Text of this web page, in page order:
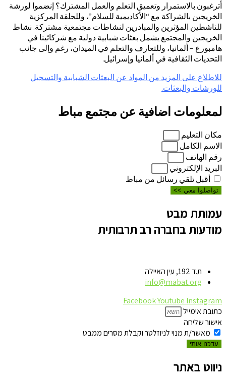
أترغبون بالاستمرار وتعميق التعلم والعمل المشترك؟ إنضموا لورشة
الخريجين بالشراكة مع “الأكاديمية للسلام”، وللحلقة المركزية
للناشطين المؤثرين والمبادرين لنشاطات مجتمعية مشتركة. نشاط
الخريجين والمجتمع يشمل بعثات شبابية دولية مع شركائينا في
هامبورغ – ألمانيا، وللتعارف والتعلم في الميدان، رغم وإلى جانب
التحديات الثقافية في ألمانيا وإسرائيل.
للاطلاع على المزيد من المواد عن البعثات الشبابية والتسجيل
للورشات والبعثات.
لمعلومات اضافية عن مجتمع مباط
مكان التعليم
الاسم الكامل
رقم الهاتف
البريد الإلكتروني
أقبل تلقي رسائل من مباط
تواصلوا معي >>
עמותת מבט
מודעות בחברה רב תרבותית
ת.ד 192, עין האיילה
info@mabat.org
FacebookYoutube Instagram
כתובת אימייל
אישור שליחה
מאשר/ת מנוי לניוזלטר וקבלת מסרים ממבט
עדכנו אותי
ניווט באתר